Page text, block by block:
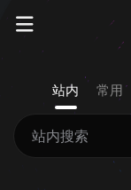
站内 常用